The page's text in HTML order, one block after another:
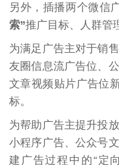
另外，插播两个微信
索”推广目标、人群管
为满足广告主对于销
友圈信息流广告位、
文章视频贴片广告位
标。
为帮助广告主提升投
小程序广告、公众号
建广告过程中的“定